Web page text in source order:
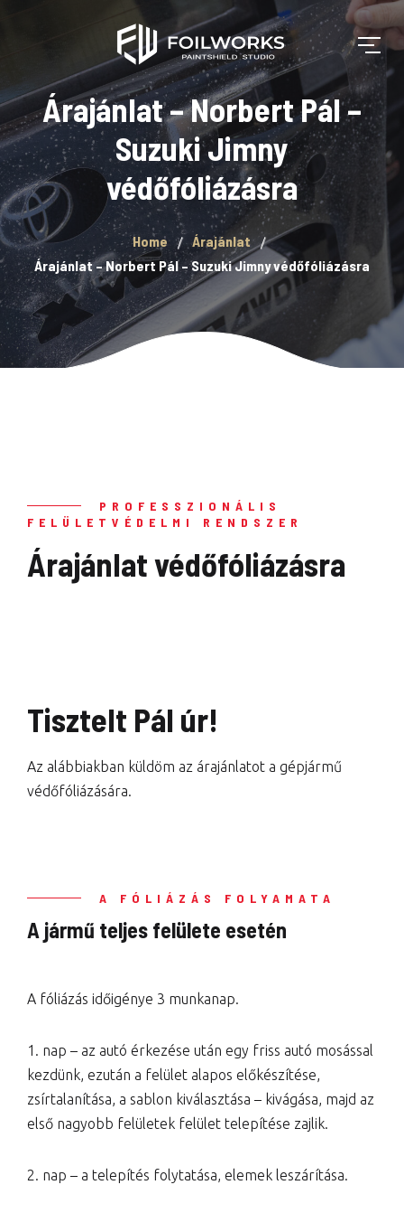
Árajánlat – Norbert Pál –
Suzuki Jimny
védőfóliázásra
Home
Árajánlat
Árajánlat – Norbert Pál – Suzuki Jimny védőfóliázásra
PROFESSZIONÁLIS
FELÜLETVÉDELMI RENDSZER
Árajánlat védőfóliázásra
Tisztelt Pál úr!
Az alábbiakban küldöm az árajánlatot a gépjármű
védőfóliázására.
A FÓLIÁZÁS FOLYAMATA
A jármű teljes felülete esetén
A fóliázás időigénye 3 munkanap.
1. nap – az autó érkezése után egy friss autó mosással
kezdünk, ezután a felület alapos előkészítése,
zsírtalanítása, a sablon kiválasztása – kivágása, majd az
első nagyobb felületek felület telepítése zajlik.
2. nap – a telepítés folytatása, elemek leszárítása.